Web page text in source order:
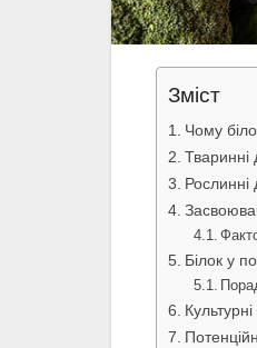
Зміст
Чому
Тваринні
Рослинні
Білок у